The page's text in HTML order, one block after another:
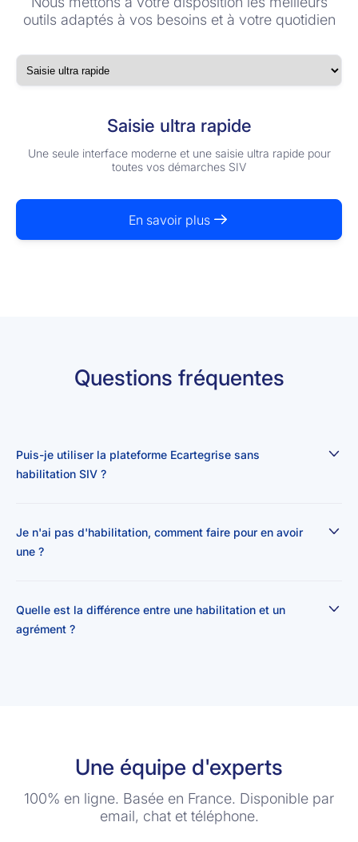
outils adaptés à vos besoins et à votre quotidien
Saisie ultra rapide
Une seule interface moderne et une saisie ultra rapide pour
toutes vos démarches SIV
En savoir plus
Questions fréquentes
Puis-je utiliser la plateforme Ecartegrise sans
habilitation SIV ?
Je n'ai pas d'habilitation, comment faire pour en avoir
une ?
Quelle est la différence entre une habilitation et un
agrément ?
Une équipe d'experts
100% en ligne. Basée en France. Disponible par
email, chat et téléphone.